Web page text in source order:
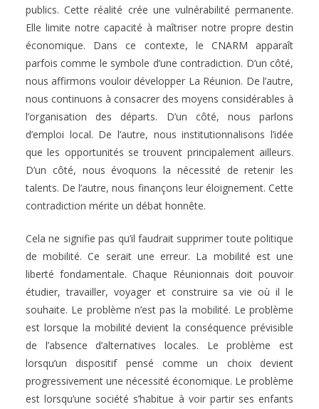
publics. Cette réalité crée une vulnérabilité permanente.
Elle limite notre capacité à maîtriser notre propre destin
économique. Dans ce contexte, le CNARM apparaît
parfois comme le symbole d’une contradiction. D’un côté,
nous affirmons vouloir développer La Réunion. De l’autre,
nous continuons à consacrer des moyens considérables à
l’organisation des départs. D’un côté, nous parlons
d’emploi local. De l’autre, nous institutionnalisons l’idée
que les opportunités se trouvent principalement ailleurs.
D’un côté, nous évoquons la nécessité de retenir les
talents. De l’autre, nous finançons leur éloignement. Cette
contradiction mérite un débat honnête.
Cela ne signifie pas qu’il faudrait supprimer toute politique
de mobilité. Ce serait une erreur. La mobilité est une
liberté fondamentale. Chaque Réunionnais doit pouvoir
étudier, travailler, voyager et construire sa vie où il le
souhaite. Le problème n’est pas la mobilité. Le problème
est lorsque la mobilité devient la conséquence prévisible
de l’absence d’alternatives locales. Le problème est
lorsqu’un dispositif pensé comme un choix devient
progressivement une nécessité économique. Le problème
est lorsqu’une société s’habitue à voir partir ses enfants